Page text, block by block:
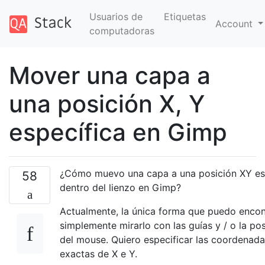
Usuarios de
computadoras
Etiquetas
Account
Mover una capa a
una posición X, Y
específica en Gimp
58
¿Cómo muevo una capa a una posición XY
dentro del lienzo en Gimp?
Actualmente, la única forma que puedo
simplemente mirarlo con las guías y / o la
del mouse. Quiero especificar las
exactas de X e Y.